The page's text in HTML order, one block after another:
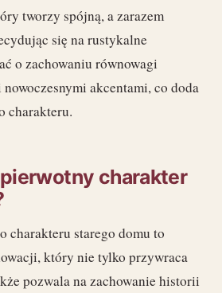
tworzy spójną, a zarazem
się na rustykalne
o zachowaniu równowagi
akcentami, co doda
charakteru.
charakter
charakteru starego domu to
który nie tylko przywraca
pozwala na zachowanie historii